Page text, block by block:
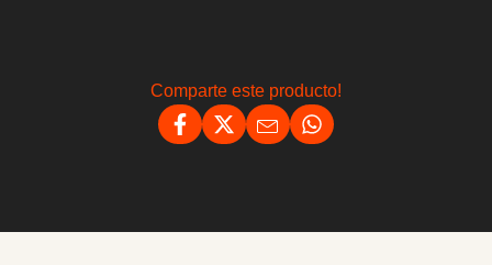
Comparte este producto!